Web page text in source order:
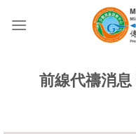
前線代禱消